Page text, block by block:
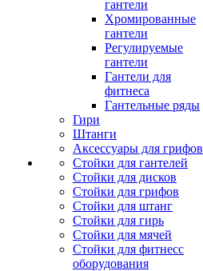
гантели
Хромированные
гантели
Регулируемые
гантели
Гантели для
фитнеса
Гантельные ряды
Гири
Штанги
Аксессуары для грифов
Стойки для гантелей
Стойки для дисков
Стойки для грифов
Стойки для штанг
Стойки для гирь
Стойки для мячей
Стойки для фитнесс
оборудования